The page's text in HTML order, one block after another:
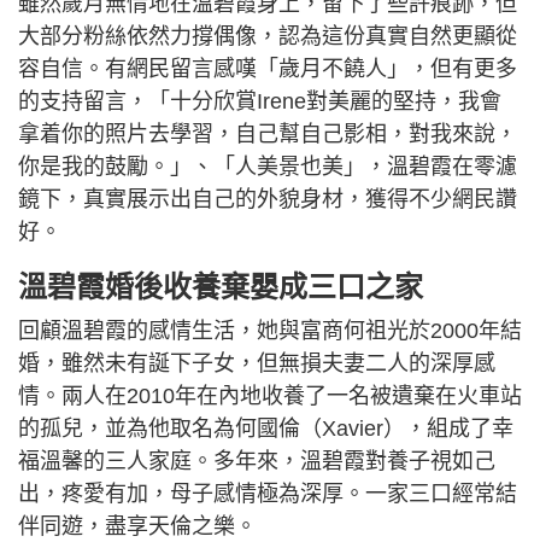
大部分粉絲依然力撐偶像，認為這份真實自然更顯從
容自信。有網民留言感嘆「歲月不饒人」，但有更多
的支持留言，「十分欣賞Irene對美麗的堅持，我會
拿着你的照片去學習，自己幫自己影相，對我來說，
你是我的鼓勵。」、「人美景也美」，溫碧霞在零濾
鏡下，真實展示出自己的外貌身材，獲得不少網民讚
好。
溫碧霞婚後收養棄嬰成三口之家
回顧溫碧霞的感情生活，她與富商何祖光於2000年結
婚，雖然未有誕下子女，但無損夫妻二人的深厚感
情。兩人在2010年在內地收養了一名被遺棄在火車站
的孤兒，並為他取名為何國倫（Xavier），組成了幸
福溫馨的三人家庭。多年來，溫碧霞對養子視如己
出，疼愛有加，母子感情極為深厚。一家三口經常結
伴同遊，盡享天倫之樂。